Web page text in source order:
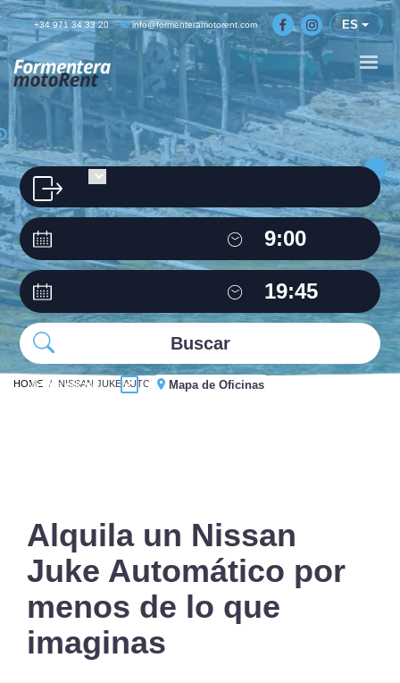
+34 971 34 33 20 info@formenteramotorent.com ES
HOME NISSAN JUKE AUTO
Misma oficina Mapa de Oficinas
Alquila un Nissan
Juke Automático por
menos de lo que
imaginas